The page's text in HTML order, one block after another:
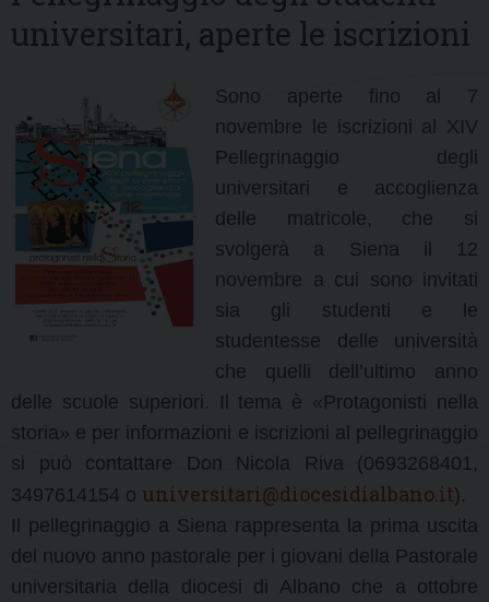
universitari, aperte le iscrizioni
Sono aperte fino al 7
novembre le iscrizioni al XIV
Pellegrinaggio degli
universitari e accoglienza
delle matricole, che si
svolgerà a Siena il 12
novembre a cui sono invitati
sia gli studenti e le
studentesse delle università
che quelli dell’ultimo anno
delle scuole superiori. Il tema è «Protagonisti nella
storia» e per informazioni e iscrizioni al pellegrinaggio
si può contattare Don Nicola Riva (0693268401,
3497614154 o universitari@diocesidialbano.it).
Il pellegrinaggio a Siena rappresenta la prima uscita
del nuovo anno pastorale per i giovani della Pastorale
universitaria della diocesi di Albano che a ottobre